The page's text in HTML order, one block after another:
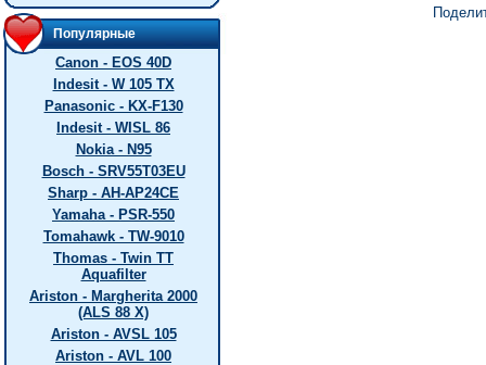
Популярные
Canon - EOS 40D
Indesit - W 105 TX
Panasonic - KX-F130
Indesit - WISL 86
Nokia - N95
Bosch - SRV55T03EU
Sharp - AH-AP24CE
Yamaha - PSR-550
Tomahawk - TW-9010
Thomas - Twin TT
Aquafilter
Ariston - Margherita 2000
(ALS 88 X)
Ariston - AVSL 105
Ariston - AVL 100